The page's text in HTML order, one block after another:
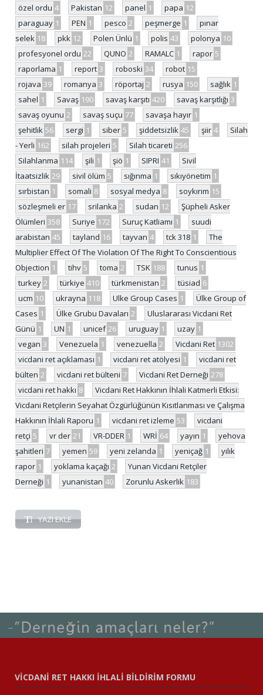
özel ordu 4 Pakistan 12 panel 1 papa 12
paraguay 1 PEN 1 pesco 2 peşmerge 1
pınar
selek 18 pkk 12 Polen Ünlü 1 polis 43 polonya 10
profesyonel ordu 22 QUNO 2 RAMALC 1 rapor 5
raporlama 1 report 3 roboski 34 robot 15
rojava 39 romanya 3 röportaj 2 rusya 150 sağlık 1
sahel 1 Savaş 190 savaş karşıtı 420 savaş karşıtlığı 3
savaş oyunu 2 savaş suçu 77 savaşa hayır 1
şehitlik 56 sergi 1 siber 5 şiddetsizlik 45 şiir 4
Silah
- Yerli 162 silah projeleri 5 Silah ticareti 256
Silahlanma 114 şili 1 şiö 1 SIPRI 41
Sivil
İtaatsizlik 29 sivil ölüm 5 sığınma 1 sıkıyönetim 1
sırbistan 1 somali 8 sosyal medya 8 soykırım 15
sözleşmeli er 17 srilanka 2 sudan 12
Şüpheli Asker
Ölümleri 358 Suriye 172 Suruç Katliamı 1
suudi
arabistan 45 tayland 16 tayvan 4 tck 318 1
The
Multiplier Effect Of The Violation Of The Right To Conscientious
Objection 1 tihv 5 toma 2 TSK 188 tunus 1
turkey 2 türkiye 410 türkmenistan 2 tüsiad 6
ucm 10 ukrayna 118 Ulke Group Cases 1
Ülke Group of
Cases 1 Ülke Grubu Davaları 2
Uluslararası Vicdani Ret
Günü 1 UN 1 unicef 26 uruguay 1 uzay 1
vegan 3 Venezuela 1 venezuella 2 Vicdani Ret 1302
vicdani ret açıklaması 1 vicdani ret atölyesi 1
vicdani ret
bülten 2 vicdani ret bülteni 7 Vicdani Ret Derneği 278
vicdani ret hakkı 8
Vicdani Ret Hakkının İhlali Katmerli Etkisi:
Vicdani Retçilerin Seyahat Özgürlüğünün Kısıtlanması ve Çalışma
Hakkının İhlali Raporu 1 vicdani ret izleme 53
vicdani
retçi 5 vr der 21 VR-DDER 1 WRİ 64 yayın 1
yehova
şahitleri 7 yemen 59 yeni zelanda 1 yeniçağ 1
yılık
rapor 1 yoklama kaçağı 2
Yunan Vicdani Retçiler
Derneği 1 yunanistan 40 Zorunlu Askerlik 183
YAZI EKLE
VİCDANİ RET HAKKI İHLALİ BİLDİRİM FORMU